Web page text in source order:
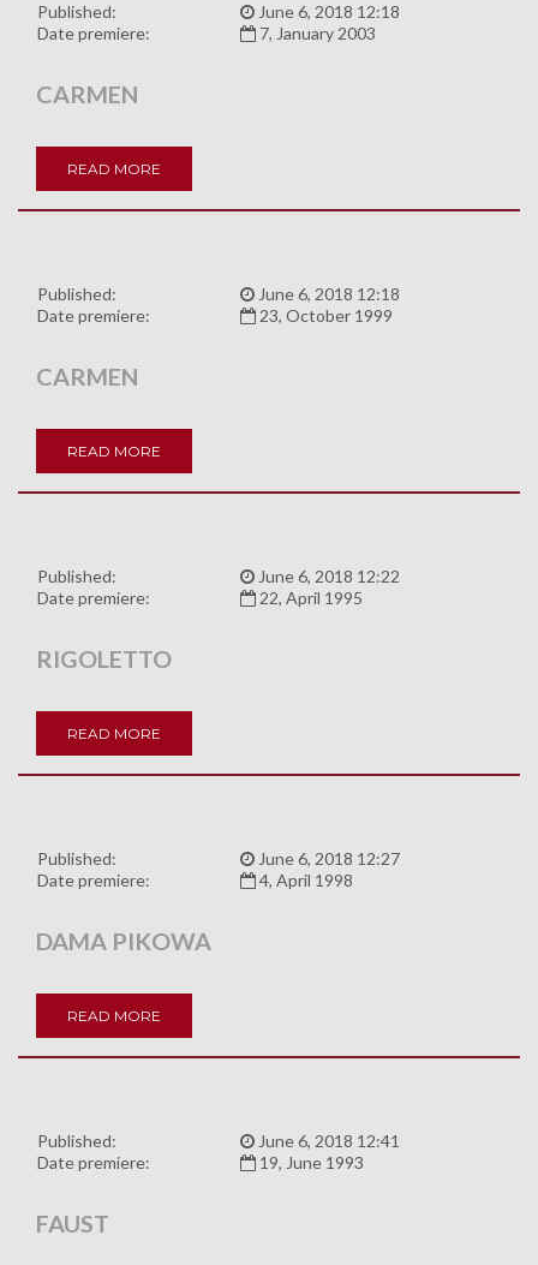
Published:
June 6, 2018 12:18
Date premiere:
7, January 2003
CARMEN
READ MORE
Published:
June 6, 2018 12:18
Date premiere:
23, October 1999
CARMEN
READ MORE
Published:
June 6, 2018 12:22
Date premiere:
22, April 1995
RIGOLETTO
READ MORE
Published:
June 6, 2018 12:27
Date premiere:
4, April 1998
DAMA PIKOWA
READ MORE
Published:
June 6, 2018 12:41
Date premiere:
19, June 1993
FAUST